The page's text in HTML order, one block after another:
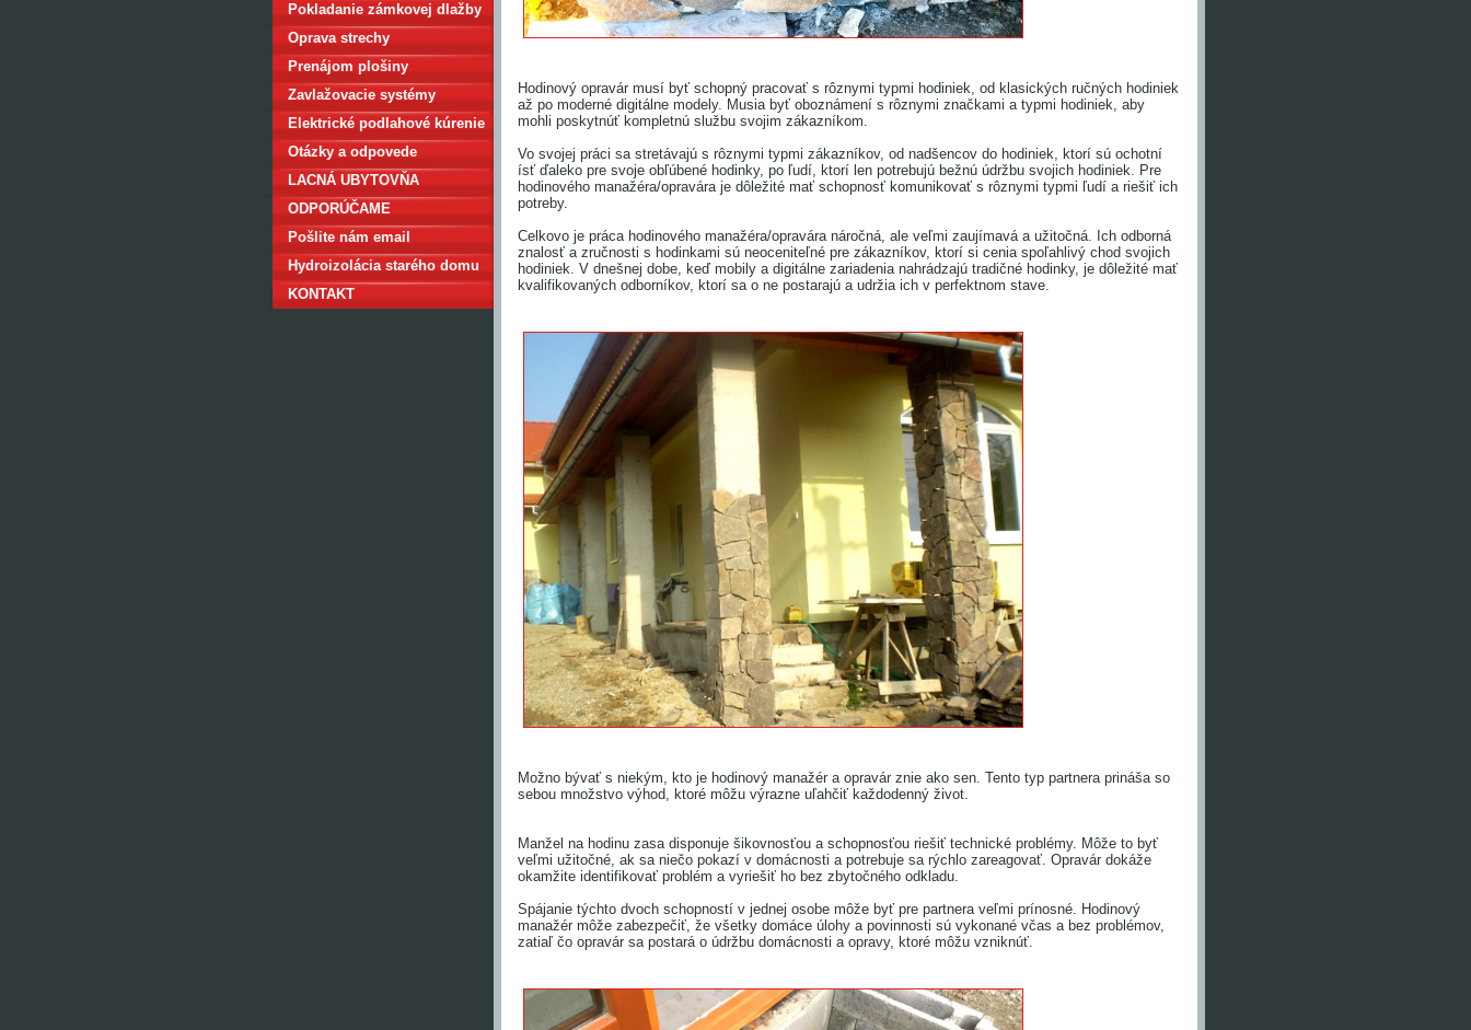
Hodinový opravár musí byť schopný pracovať s rôznymi typmi hodiniek, od klasických ručných hodiniek
až po moderné digitálne modely. Musia byť oboznámení s rôznymi značkami a typmi hodiniek, aby
mohli poskytnúť kompletnú službu svojim zákazníkom.
Vo svojej práci sa stretávajú s rôznymi typmi zákazníkov, od nadšencov do hodiniek, ktorí sú ochotní
ísť ďaleko pre svoje obľúbené hodinky, po ľudí, ktorí len potrebujú bežnú údržbu svojich hodiniek. Pre
hodinového manažéra/opravára je dôležité mať schopnosť komunikovať s rôznymi typmi ľudí a riešiť ich
potreby.
Celkovo je práca hodinového manažéra/opravára náročná, ale veľmi zaujímavá a užitočná. Ich odborná
znalosť a zručnosti s hodinkami sú neoceniteľné pre zákazníkov, ktorí si cenia spoľahlivý chod svojich
hodiniek. V dnešnej dobe, keď mobily a digitálne zariadenia nahrádzajú tradičné hodinky, je dôležité mať
kvalifikovaných odborníkov, ktorí sa o ne postarajú a udržia ich v perfektnom stave.
Možno bývať s niekým, kto je hodinový manažér a opravár znie ako sen. Tento typ partnera prináša so
sebou množstvo výhod, ktoré môžu výrazne uľahčiť každodenný život.
Manžel na hodinu zasa disponuje šikovnosťou a schopnosťou riešiť technické problémy. Môže to byť
veľmi užitočné, ak sa niečo pokazí v domácnosti a potrebuje sa rýchlo zareagovať. Opravár dokáže
okamžite identifikovať problém a vyriešiť ho bez zbytočného odkladu.
Spájanie týchto dvoch schopností v jednej osobe môže byť pre partnera veľmi prínosné. Hodinový
manažér môže zabezpečiť, že všetky domáce úlohy a povinnosti sú vykonané včas a bez problémov,
zatiaľ čo opravár sa postará o údržbu domácnosti a opravy, ktoré môžu vzniknúť.
domu
Pokladanie zámkovej dlažby
Oprava strechy
Prenájom plošiny
Zavlažovacie systémy
Elektrické podlahové kúrenie
Otázky a odpovede
LACNÁ UBYTOVŇA
BRATISLAVA
ODPORÚČAME
Pošlite nám email
Hydroizolácia starého domu
KONTAKT